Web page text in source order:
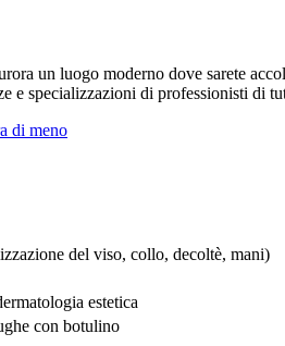
un luogo moderno dove sarete
e specializzazioni di professionisti di
di meno
del viso, collo, decoltè, mani)
estetica
con botulino